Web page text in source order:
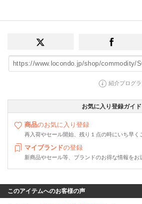
紹介プログ
お気に入り登録ガイド
商品のお気に入り登録
再入荷やセール開始、残り１点の時にいち早く
マイブランドの登録
新商品やセール等、ブランドのお得な情報をお
このアイテムへのお客様の声